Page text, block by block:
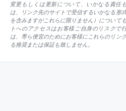
変更もしくは更新について、いかなる責任
は、リンク先のサイトで受信するいかなる形
を含みますがこれらに限りません）について
トへのアクセスはお客様ご自身のリスクで
は、専ら便宜のためにお客様にこれらのリン
る推奨または保証も致しません。